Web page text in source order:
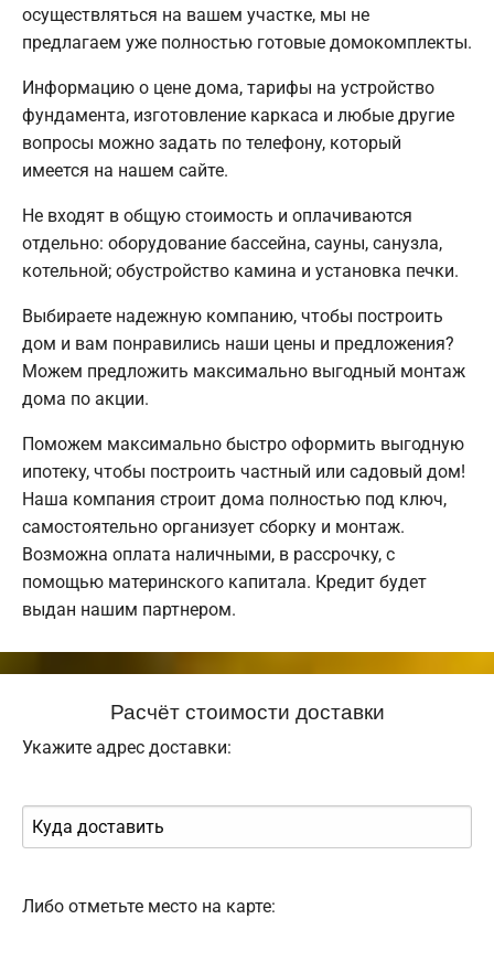
осуществляться на вашем участке, мы не
предлагаем уже полностью готовые домокомплекты.
Информацию о цене дома, тарифы на устройство
фундамента, изготовление каркаса и любые другие
вопросы можно задать по телефону, который
имеется на нашем сайте.
Не входят в общую стоимость и оплачиваются
отдельно: оборудование бассейна, сауны, санузла,
котельной; обустройство камина и установка печки.
Выбираете надежную компанию, чтобы построить
дом и вам понравились наши цены и предложения?
Можем предложить максимально выгодный монтаж
дома по акции.
Поможем максимально быстро оформить выгодную
ипотеку, чтобы построить частный или садовый дом!
Наша компания строит дома полностью под ключ,
самостоятельно организует сборку и монтаж.
Возможна оплата наличными, в рассрочку, с
помощью материнского капитала. Кредит будет
выдан нашим партнером.
Расчёт стоимости доставки
Укажите адрес доставки:
Либо отметьте место на карте: